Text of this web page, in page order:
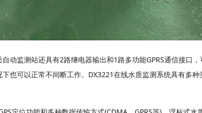
监测站还具有2路继电器输出和1路多功能GPRS通信接口
也可以正常不间断工作。DX3221在线水质监测系统具有多